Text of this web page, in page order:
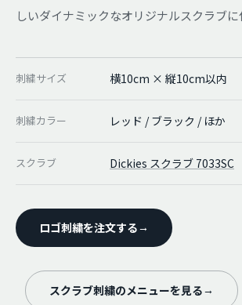
しいダイナミックなオリジナルスクラブに
刺繍サイズ 横10cm × 縦10cm以内
刺繍カラー レッド / ブラック / ほか
スクラブ Dickies スクラブ 7033SC
ロゴ刺繍を注文する →
スクラブ刺繍のメニューを見る →